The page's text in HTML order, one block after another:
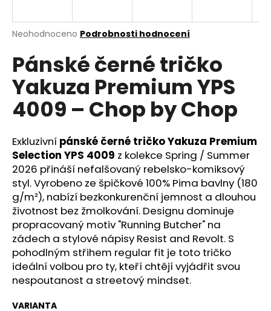
Průměrné
produktu
je
0,0
z
hvězdiček.
Neohodnoceno Podrobnosti hodnocení
Pánské černé tričko
Yakuza Premium YPS
4009 – Chop by Chop
Exkluzivní pánské černé tričko Yakuza Premium
Selection YPS 4009 z kolekce Spring / Summer
2026 přináší nefalšovaný rebelsko-komiksový
styl. Vyrobeno ze špičkové 100% Pima bavlny (180
g/m²), nabízí bezkonkurenční jemnost a dlouhou
životnost bez žmolkování. Designu dominuje
propracovaný motiv "Running Butcher" na
zádech a stylové nápisy Resist and Revolt. S
pohodlným střihem regular fit je toto tričko
ideální volbou pro ty, kteří chtějí vyjádřit svou
nespoutanost a streetový mindset.
VARIANTA
j
t
?
HLEDAT
D
o
p
o
r
u
č
u
j